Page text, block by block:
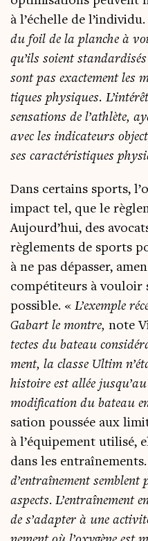
à l’échelle de l’individu.
du foil de la planche à
qu’ils soient
sont pas exac­te­ment les
tiques phy­siques.
sen­sa­tions de l’athlète,
avec les indi­ca­teurs
ses carac­té­ris­tiques
Dans cer­tains sports,
impact tel, que le
Aujourd’hui, des
règle­ments de sports
à ne pas dépas­ser,
com­pé­ti­teurs à vou­loir
pos­sible. « L’exemple
Gabart le montre, note
tectes du bateau
ment, la classe Ultim
his­toire est allée
modi­fi­ca­tion du bateau
sa­tion pous­sée aux
à l’équipement uti­li­sé,
dans les
d’entraînement semblent
aspects. L’entraînement
de s’adapter à une